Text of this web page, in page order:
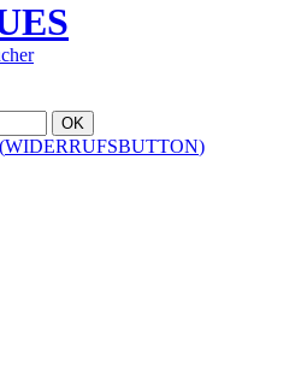
(WIDERRUFSBUTTON)